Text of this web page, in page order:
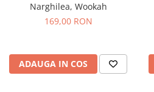
Narghilea, Wookah
169,00 RON
ADAUGA IN COS